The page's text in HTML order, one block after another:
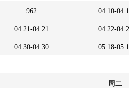
962 04.10-
04.21-04.21 04.22-
04.30-04.30 05.18-
周二